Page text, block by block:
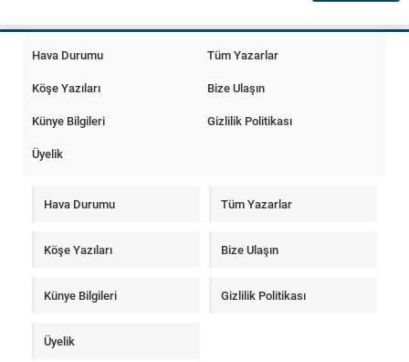
Hava Durumu
Tüm Yazarlar
Köşe Yazıları
Bize Ulaşın
Künye Bilgileri
Gizlilik Politikası
Üyelik
Hava Durumu Tüm Yazarlar
Köşe Yazıları Bize Ulaşın
Künye Bilgileri Gizlilik Politikası
Üyelik